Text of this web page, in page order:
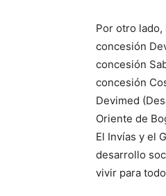
Por otro
concesión
concesión
concesión
Devimed
Oriente de
El Invías y el
desarrollo
vivir para